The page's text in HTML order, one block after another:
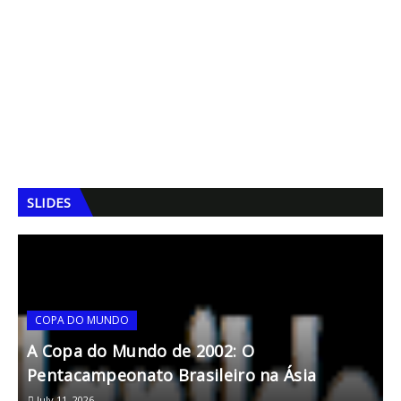
SLIDES
COPA DO MUNDO
A Copa do Mundo de 2002: O
Pentacampeonato Brasileiro na Ásia